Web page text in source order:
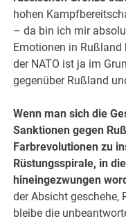
hohen
– da bin ich mir
Emotionen in
der NATO ist ja im
gegenüber Rußland
Wenn man sich die
Sanktionen gegen
Farbrevolutionen zu
Rüstungsspirale, in
hineingezwungen
der Absicht geschehe,
bleibe die